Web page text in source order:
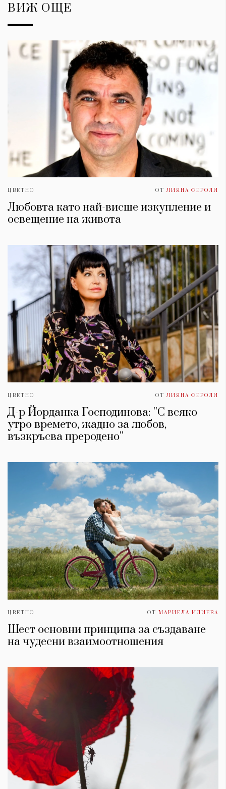
ВИЖ ОЩЕ
ЦВЕТНО ОТ ЛИЯНА ФЕРОЛИ
Любовта като най-висше изкупление и
освещение на живота
ЦВЕТНО ОТ ЛИЯНА ФЕРОЛИ
Д-р Йорданка Господинова: ''С всяко
утро времето, жадно за любов,
възкръсва преродено''
ЦВЕТНО ОТ МАРИЕЛА ИЛИЕВА
Шест основни принципа за създаване
на чудесни взаимоотношения